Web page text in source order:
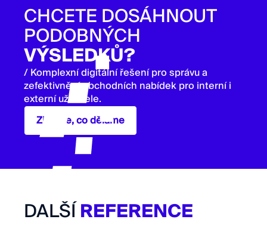
CHCETE DOSÁHNOUT
PODOBNÝCH
VÝSLEDKŮ?
/ Komplexní digitální řešení pro správu a
zefektivnění obchodních nabídek pro interní i
externí uživatele.
Zjistěte, co děláme
DALŠÍREFERENCE